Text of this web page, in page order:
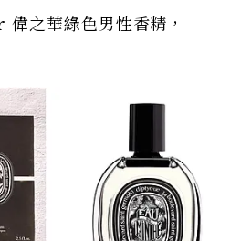
之華綠色男性香精，